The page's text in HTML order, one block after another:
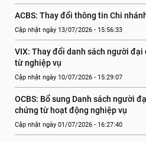
ACBS: Thay đổi thông tin Chi
Cập nhật ngày 13/07/2026 - 15:56:33
VIX: Thay đổi danh sách người
từ nghiệp vụ
Cập nhật ngày 10/07/2026 - 15:29:07
OCBS: Bổ sung Danh sách người
chứng từ hoạt động nghiệp vụ
Cập nhật ngày 01/07/2026 - 16:27:40